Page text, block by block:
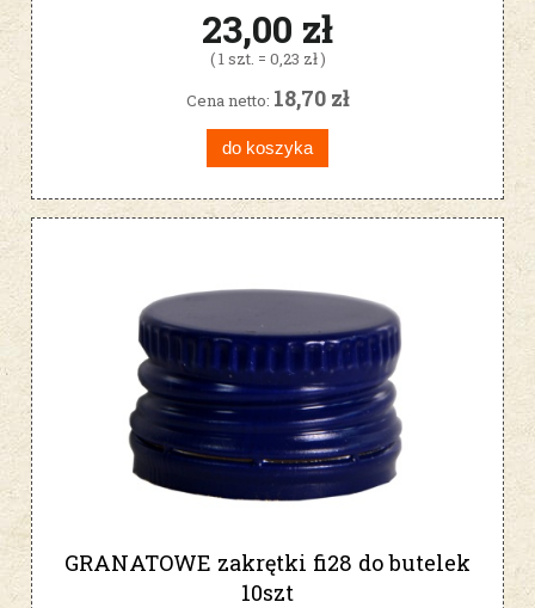
23,00 zł
( 1 szt. = 0,23 zł )
Cena netto: 18,70 zł
do koszyka
GRANATOWE zakrętki fi28 do butelek
10szt